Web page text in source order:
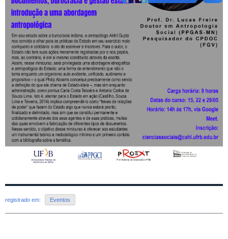
registrado em: Eventos